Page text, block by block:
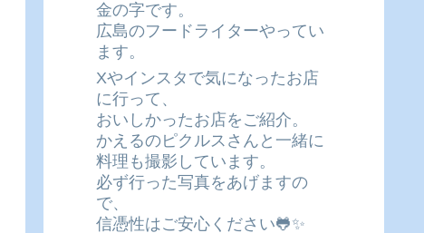
金の字です。
広島のフードライターやってい
ます。
Xやインスタで気になったお店
に行って、
おいしかったお店をご紹介。
かえるのピクルスさんと一緒に
料理も撮影しています。
必ず行った写真をあげますの
で、
信憑性はご安心ください🐸✨